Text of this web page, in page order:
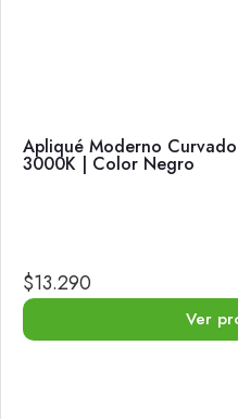
Apliqué Moderno
3000K | Color Negro
$13.290
Ver